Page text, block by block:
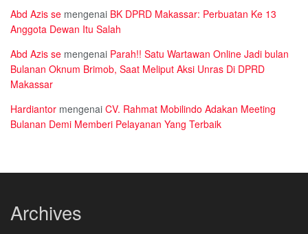
Abd Azis se mengenai BK DPRD Makassar: Perbuatan Ke 13
Anggota Dewan Itu Salah
Abd Azis se mengenai Parah!! Satu Wartawan Online Jadi bulan
Bulanan Oknum Brimob, Saat Meliput Aksi Unras Di DPRD
Makassar
Hardiantor mengenai CV. Rahmat Mobilindo Adakan Meeting
Bulanan Demi Memberi Pelayanan Yang Terbaik
Archives